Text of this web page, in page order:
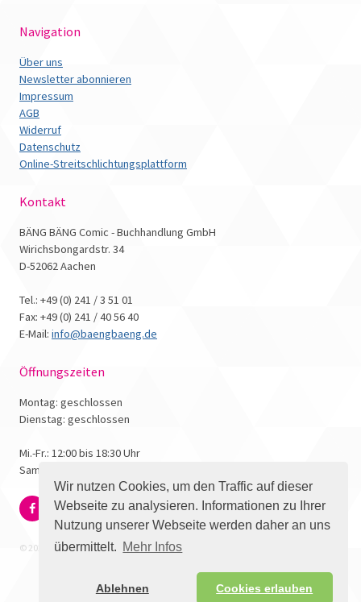
Wir nutzen Cookies, um den Traffic auf dieser
Webseite zu analysieren. Informationen zu Ihrer
Nutzung unserer Webseite werden daher an uns
übermittelt. Mehr Infos
Ablehnen Cookies erlauben
Navigation
Über uns
Newsletter abonnieren
Impressum
AGB
Widerruf
Datenschutz
Online-Streitschlichtungsplattform
Kontakt
BÄNG BÄNG Comic - Buchhandlung GmbH
Wirichsbongardstr. 34
D-52062 Aachen
Tel.: +49 (0) 241 / 3 51 01
Fax: +49 (0) 241 / 40 56 40
E-Mail: info@baengbaeng.de
Öffnungszeiten
Montag: geschlossen
Dienstag: geschlossen
Mi.-Fr.: 12:00 bis 18:30 Uhr
Samstag: 10:00 bis 17:00 Uhr
© 2026 - Bäng Bäng Comicbuchhandlung